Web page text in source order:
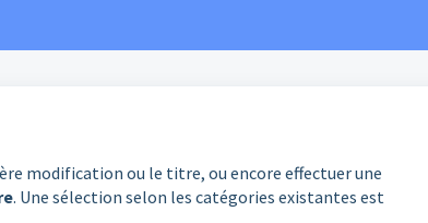
modification ou le titre, ou encore effectuer une
. Une sélection selon les catégories existantes est